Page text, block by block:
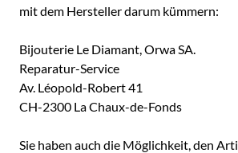
mit dem Hersteller darum kümmern:
Bijouterie Le Diamant, Orwa SA.
Reparatur-Service
Av. Léopold-Robert 41
CH-2300 La Chaux-de-Fonds
Sie haben auch die Möglichkeit, den